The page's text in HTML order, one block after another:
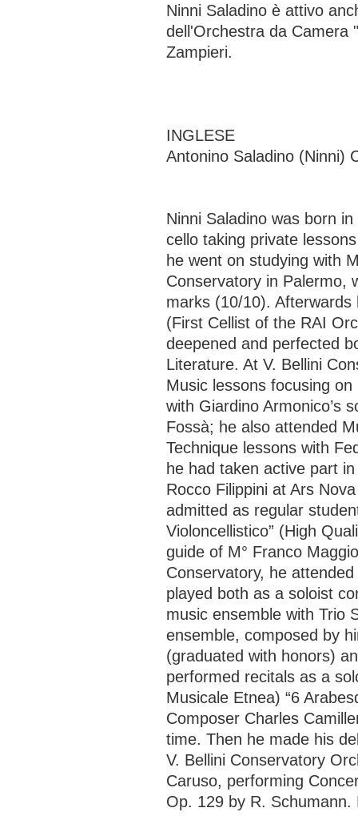
Ninni Saladino è attivo
dell'Orchestra da Camera
Zampieri.
INGLESE
Antonino Saladino (Ninni)
Ninni Saladino was born
cello taking private
he went on studying with
Conservatory in Palermo,
marks (10/10). Afterwards
(First Cellist of the RAI
deepened and perfected
Literature. At V. Bellini
Music lessons focusing
with Giardino Armonico’s
Fossà; he also attended
Technique lessons with
he had taken active part
Rocco Filippini at Ars
admitted as regular
Violoncellistico” (High
guide of M° Franco
Conservatory, he
played both as a soloist
music ensemble with Trio
ensemble, composed by
(graduated with honors)
performed recitals as a
Musicale Etnea) “6
Composer Charles
time. Then he made his
V. Bellini Conservatory
Caruso, performing
Op. 129 by R. Schumann.